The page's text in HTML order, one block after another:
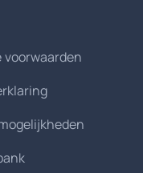
voorwaarden